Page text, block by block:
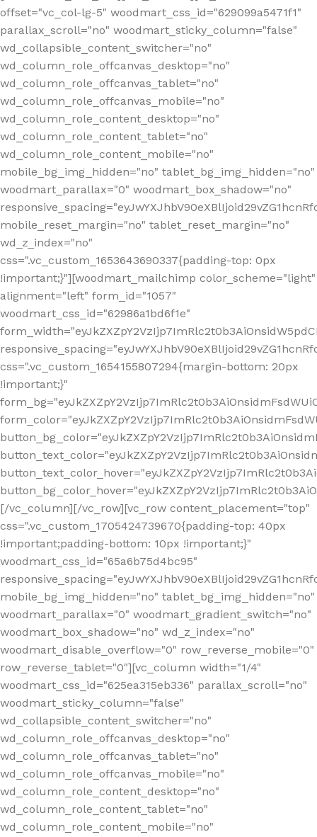
offset="vc_col-lg-5" woodmart_css_id="629099a5471f1"
parallax_scroll="no" woodmart_sticky_column="false"
wd_collapsible_content_switcher="no"
wd_column_role_offcanvas_desktop="no"
wd_column_role_offcanvas_tablet="no"
wd_column_role_offcanvas_mobile="no"
wd_column_role_content_desktop="no"
wd_column_role_content_tablet="no"
wd_column_role_content_mobile="no"
mobile_bg_img_hidden="no" tablet_bg_img_hidden="no"
woodmart_parallax="0" woodmart_box_shadow="no"
mobile_reset_margin="no" tablet_reset_margin="no"
wd_z_index="no"
css=".vc_custom_1653643690337{padding-top: 0px
!important;}"][woodmart_mailchimp color_scheme="light"
alignment="left" form_id="1057"
woodmart_css_id="62986a1bd6f1e"
css=".vc_custom_1654155807294{margin-bottom: 20px
!important;}"
[/vc_column][/vc_row][vc_row content_placement="top"
css=".vc_custom_1705424739670{padding-top: 40px
!important;padding-bottom: 10px !important;}"
woodmart_css_id="65a6b75d4bc95"
mobile_bg_img_hidden="no" tablet_bg_img_hidden="no"
woodmart_parallax="0" woodmart_gradient_switch="no"
woodmart_box_shadow="no" wd_z_index="no"
woodmart_disable_overflow="0" row_reverse_mobile="0"
row_reverse_tablet="0"][vc_column width="1/4"
woodmart_css_id="625ea315eb336" parallax_scroll="no"
woodmart_sticky_column="false"
wd_collapsible_content_switcher="no"
wd_column_role_offcanvas_desktop="no"
wd_column_role_offcanvas_tablet="no"
wd_column_role_offcanvas_mobile="no"
wd_column_role_content_desktop="no"
wd_column_role_content_tablet="no"
wd_column_role_content_mobile="no"